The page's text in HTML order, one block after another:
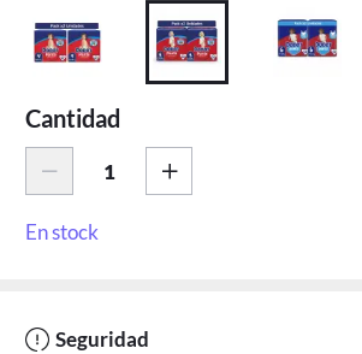
Cantidad
En stock
Seguridad